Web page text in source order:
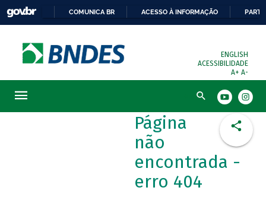
COMUNICA BR ACESSO À INFORMAÇÃO
ENGLISH
ACESSIBILIDADE
A+ A-
Busca
Página
não
encontrada -
erro 404